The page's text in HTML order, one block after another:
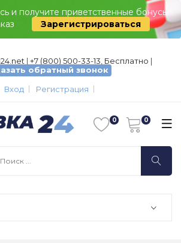
и получите приветственные бонусы
Зарегистрироваться
| +7 (800) 500-33-13, Бесплатно |
обратный звонок
Вход
Регистрация